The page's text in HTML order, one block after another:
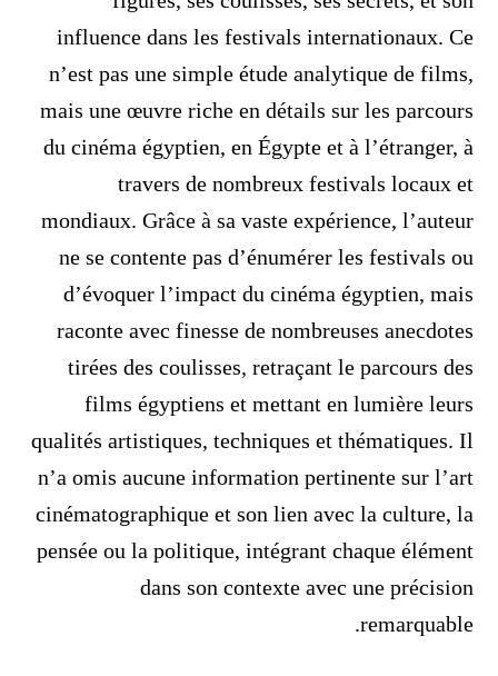
influence dans les festivals internationaux. Ce
n’est pas une simple étude analytique de films,
mais une œuvre riche en détails sur les parcours
du cinéma égyptien, en Égypte et à l’étranger, à
travers de nombreux festivals locaux et
mondiaux. Grâce à sa vaste expérience, l’auteur
ne se contente pas d’énumérer les festivals ou
d’évoquer l’impact du cinéma égyptien, mais
raconte avec finesse de nombreuses anecdotes
tirées des coulisses, retraçant le parcours des
films égyptiens et mettant en lumière leurs
qualités artistiques, techniques et thématiques. Il
n’a omis aucune information pertinente sur l’art
cinématographique et son lien avec la culture, la
pensée ou la politique, intégrant chaque élément
dans son contexte avec une précision
remarquable.